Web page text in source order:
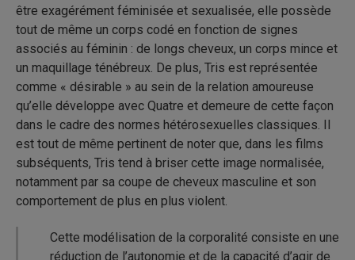
être exagérément féminisée et sexualisée, elle possède
tout de même un corps codé en fonction de signes
associés au féminin : de longs cheveux, un corps mince et
un maquillage ténébreux. De plus, Tris est représentée
comme « désirable » au sein de la relation amoureuse
qu’elle développe avec Quatre et demeure de cette façon
dans le cadre des normes hétérosexuelles classiques. Il
est tout de même pertinent de noter que, dans les films
subséquents, Tris tend à briser cette image normalisée,
notamment par sa coupe de cheveux masculine et son
comportement de plus en plus violent.
Cette modélisation de la corporalité consiste en une
réduction de l’autonomie et de la capacité d’agir de